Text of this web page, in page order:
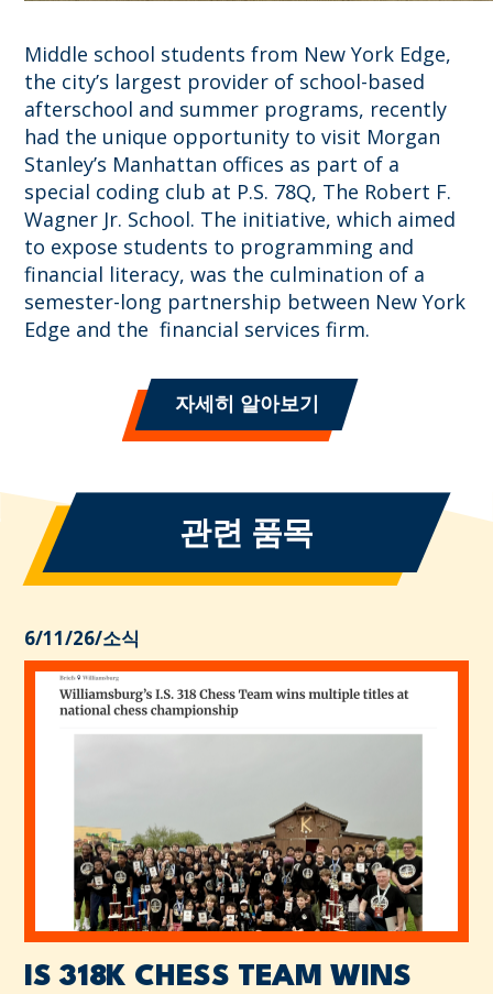
Middle school students from New York Edge,
the city’s largest provider of school-based
afterschool and summer programs, recently
had the unique opportunity to visit Morgan
Stanley’s Manhattan offices as part of a
special coding club at P.S. 78Q, The Robert F.
Wagner Jr. School. The initiative, which aimed
to expose students to programming and
financial literacy, was the culmination of a
semester-long partnership between New York
Edge and the financial services firm.
자세히 알아보기
관련 품목
6/11/26/소식
IS 318K CHESS TEAM WINS